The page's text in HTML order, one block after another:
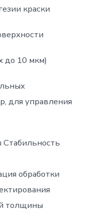
краски
до 10 мкм)
для управления
обработки
толщины